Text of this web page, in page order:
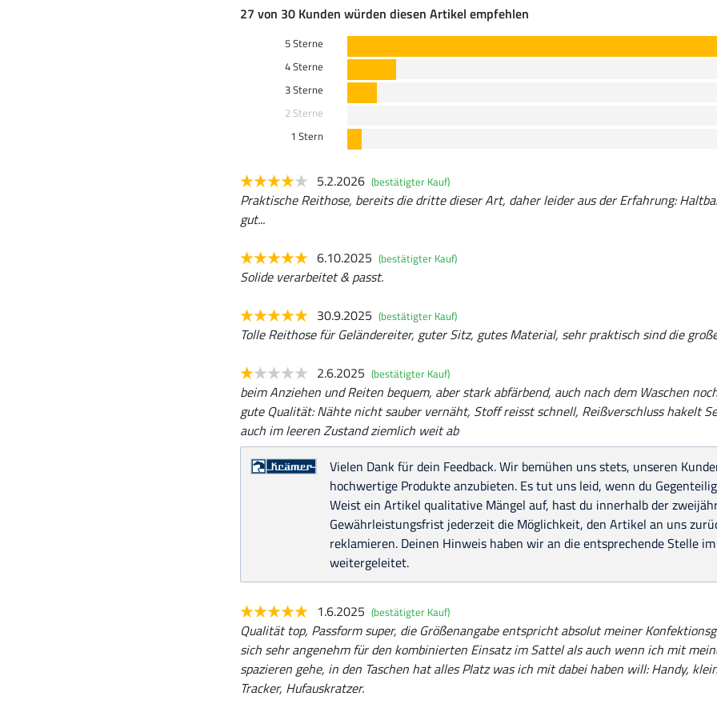
27 von 30 Kunden würden diesen Artikel empfehlen
5 Sterne
4 Sterne
3 Sterne
2 Sterne
1 Stern
5.2.2026 (bestätigter Kauf)
Praktische Reithose, bereits die dritte dieser Art, daher leider aus der Erfahrung:
gut...
6.10.2025 (bestätigter Kauf)
Solide verarbeitet & passt.
30.9.2025 (bestätigter Kauf)
Tolle Reithose für Geländereiter, guter Sitz, gutes Material, sehr praktisch sind die
2.6.2025 (bestätigter Kauf)
beim Anziehen und Reiten bequem, aber stark abfärbend, auch nach dem Waschen
gute Qualität: Nähte nicht sauber vernäht, Stoff reisst schnell, Reißverschluss hakelt
auch im leeren Zustand ziemlich weit ab
Vielen Dank für dein Feedback. Wir bemühen uns stets, unseren
hochwertige Produkte anzubieten. Es tut uns leid, wenn du
Weist ein Artikel qualitative Mängel auf, hast du innerhalb der
Gewährleistungsfrist jederzeit die Möglichkeit, den Artikel an uns
reklamieren. Deinen Hinweis haben wir an die entsprechende Stelle
weitergeleitet.
1.6.2025 (bestätigter Kauf)
Qualität top, Passform super, die Größenangabe entspricht absolut meiner
sich sehr angenehm für den kombinierten Einsatz im Sattel als auch wenn ich mit
spazieren gehe, in den Taschen hat alles Platz was ich mit dabei haben will: Handy,
Tracker, Hufauskratzer.